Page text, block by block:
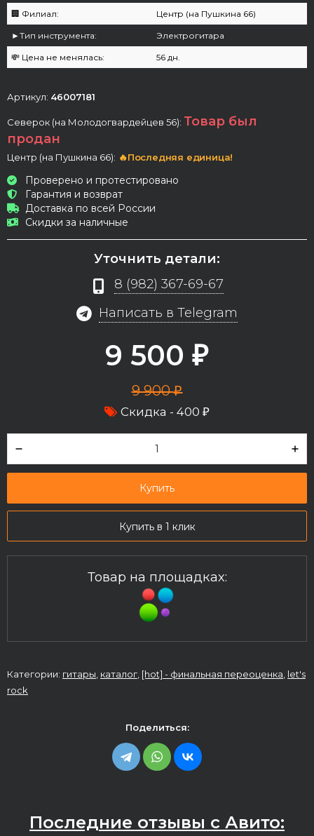
🏢 Филиал: Центр (на Пушкина 66)
►Тип инструмента: Электрогитара
💸 Цена не менялась: 56 дн.
Артикул: 46007181
Северок (на Молодогвардейцев 56): Товар был
продан
Центр (на Пушкина 66): 🔥Последняя единица!
Проверено и протестировано
Гарантия и возврат
Доставка по всей России
Скидки за наличные
Уточнить детали:
8 (982) 367-69-67
Написать в Telegram
9 500 ₽
9 900₽
Скидка - 400 ₽
Купить
Купить в 1 клик
Товар на площадках:
Категории: гитары каталог [hot] - финальная переоценка let's
rock
Поделиться:
Последние отзывы с Авито: